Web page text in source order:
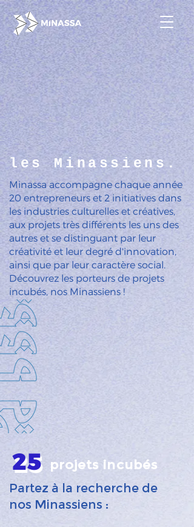
les Minassiens.
Minassa accompagne chaque année
20 entrepreneurs et 2 initiatives dans
les industries culturelles et créatives,
aux projets très différents les uns des
autres et se distinguant par leur
créativité et leur degré d'innovation,
ainsi que par leur caractère social.
Découvrez les porteurs de projets
incubés, nos Minassiens !
25 projets incubés
25
Partez à la recherche de
nos Minassiens :